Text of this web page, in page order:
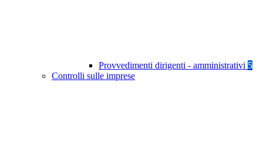
Provvedimenti dirigenti - amministrativi 5
Controlli sulle imprese